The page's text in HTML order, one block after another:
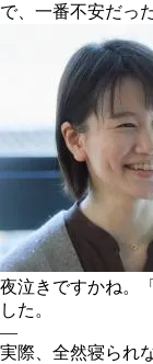
で、一番不安だっ
夜泣きですかね。
した。
―
実際、全然寝られ